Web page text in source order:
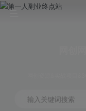
输入关键词搜索